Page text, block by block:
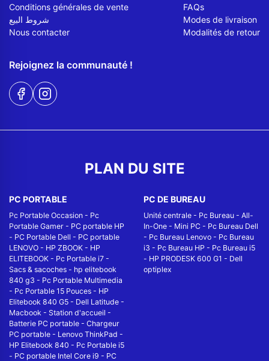
Conditions générales de vente
شروط البيع
Nous contacter
FAQs
Modes de livraison
Modalités de retour
Rejoignez la communauté !
PLAN DU SITE
PC PORTABLE
Pc Portable Occasion - Pc
Portable Gamer - PC portable HP
- PC Portable Dell - PC portable
LENOVO - HP ZBOOK - HP
ELITEBOOK - Pc Portable i7 -
Sacs & sacoches - hp elitebook
840 g3 - Pc Portable Multimedia
- Pc Portable 15 Pouces - HP
Elitebook 840 G5 - Dell Latitude -
Macbook - Station d'accueil -
Batterie PC portable - Chargeur
PC portable - Lenovo ThinkPad -
HP Elitebook 840 - Pc Portable i5
- PC portable Intel Core i9 - PC
PC DE BUREAU
Unité centrale - Pc Bureau - All-
In-One - Mini PC - Pc Bureau Dell
- Pc Bureau Lenovo - Pc Bureau
i3 - Pc Bureau HP - Pc Bureau i5
- HP PRODESK 600 G1 - Dell
optiplex